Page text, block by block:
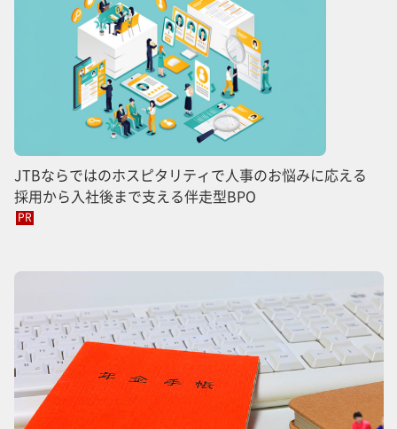
JTBならではのホスピタリティで人事のお悩みに応える
採用から入社後まで支える伴走型BPO
PR